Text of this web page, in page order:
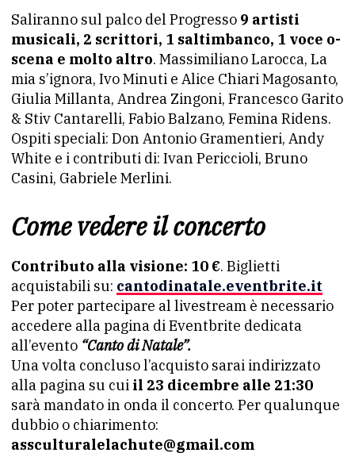
Saliranno sul palco del Progresso 9 artisti
musicali, 2 scrittori, 1 saltimbanco, 1 voce o-
scena e molto altro. Massimiliano Larocca, La
mia s’ignora, Ivo Minuti e Alice Chiari Magosanto,
Giulia Millanta, Andrea Zingoni, Francesco Garito
& Stiv Cantarelli, Fabio Balzano, Femina Ridens.
Ospiti speciali: Don Antonio Gramentieri, Andy
White e i contributi di: Ivan Periccioli, Bruno
Casini, Gabriele Merlini.
Come vedere il concerto
Contributo alla visione: 10 €. Biglietti
acquistabili su: cantodinatale.eventbrite.it
Per poter partecipare al livestream è necessario
accedere alla pagina di Eventbrite dedicata
all’evento “Canto di Natale”.
Una volta concluso l’acquisto sarai indirizzato
alla pagina su cui il 23 dicembre alle 21:30
sarà mandato in onda il concerto. Per qualunque
dubbio o chiarimento:
assculturalelachute@gmail.com